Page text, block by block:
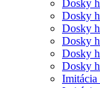
Dosky
Dosky
Dosky
Dosky
Dosky
Dosky
Imitácia